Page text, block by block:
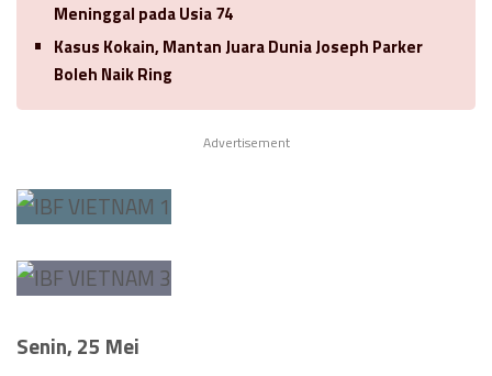
Meninggal pada Usia 74
Kasus Kokain, Mantan Juara Dunia Joseph Parker
Boleh Naik Ring
Advertisement
Senin, 25 Mei